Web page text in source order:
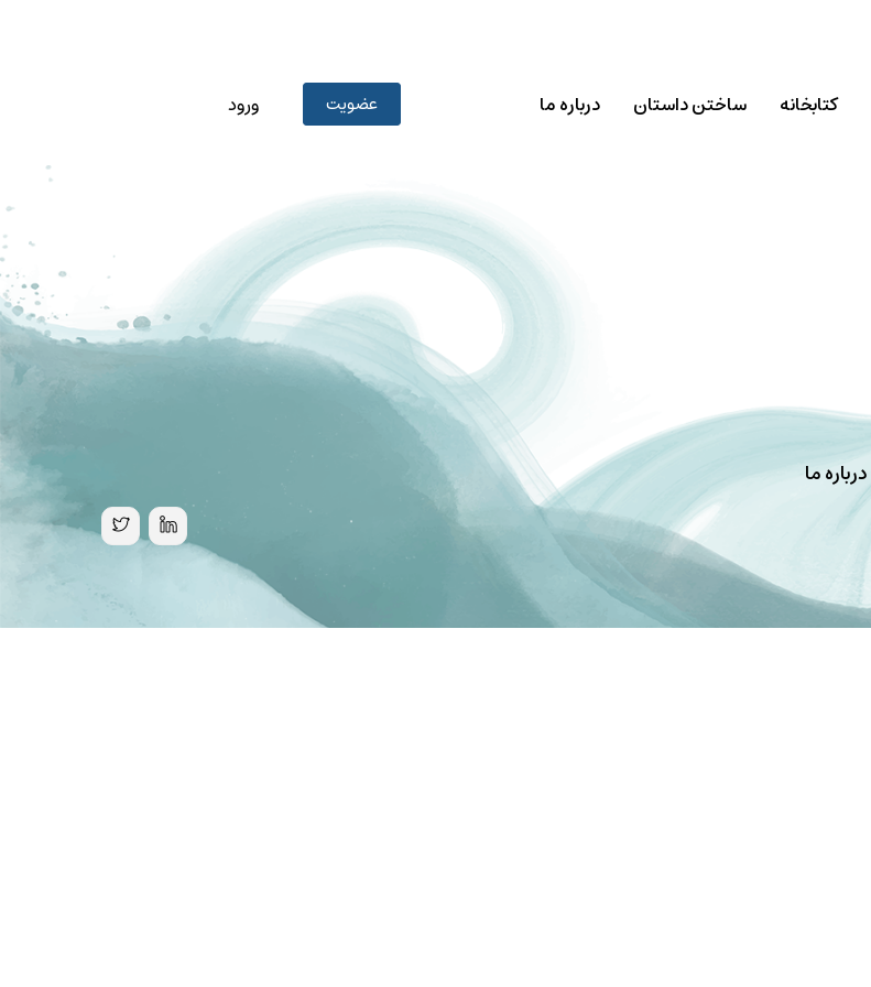
ورود عضویت کتابخانه ساختن داستان درباره ما
درباره ما